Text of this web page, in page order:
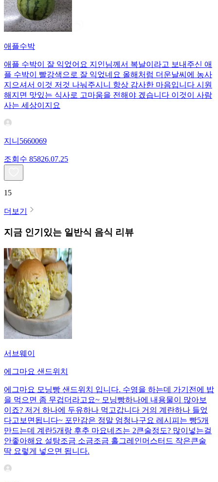
애플수박
애플 수박이 잘 익었어요 지인님께서 복날이라고 보내주신 애
플 수박이 빨강색으로 잘 익었네요 올해처럼 더운날씨에 농사
지으셔서 이것 저것 나눠주시니 항상 감사한 마음입니다 시원
해지면 맛있는 식사로 고마움을 전해야 겠습니다 이것이 사람
사는 세상이지요
지니5660069
조회수 85826.07.25
15
더보기
지금 인기있는 일반식 음식 리뷰
서브웨이
에그마요 샌드위치
에그마요 모닝빵 샌드위치 입니다. 수영을 하는데 가기전에 밥
을 먹으면 좀 무겁더라고요~ 모닝빵하나에 내용물이 많아보
이죠? 저거 하나에 두유하나 먹고갑니다 거의 계란하나 들었
다고보면됩니다~ 포만감은 정말 엄청나구요 레시피는 빵5개
만드는데 계란5개랑 후추 마요네즈는 2큰술정도? 많이넣는걸
안좋아해요 설탕조금 소금조금 홀그레인머스터드 작은큰술
딱 요렇게 넣으면 됩니다.